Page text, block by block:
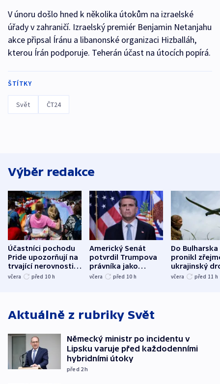
V únoru došlo hned k několika útokům na izraelské
úřady v zahraničí. Izraelský premiér Benjamin Netanjahu
akce připsal Íránu a libanonské organizaci Hizballáh,
kterou Írán podporuje. Teherán účast na útocích popírá.
ŠTÍTKY
Svět ČT24
Výběr redakce
Účastníci pochodu
Pride upozorňují na
trvající nerovnosti i
společenskou
včera před 10 h
Americký Senát
potvrdil Trumpova
právníka jako
ministra
včera před 10 h
Do Bulharska
pronikl
ukrajinský
explodoval
včera před 11 h
Aktuálně z rubriky Svět
Německý ministr po incidentu v
Lipsku varuje před každodenními
hybridními útoky
před 2h